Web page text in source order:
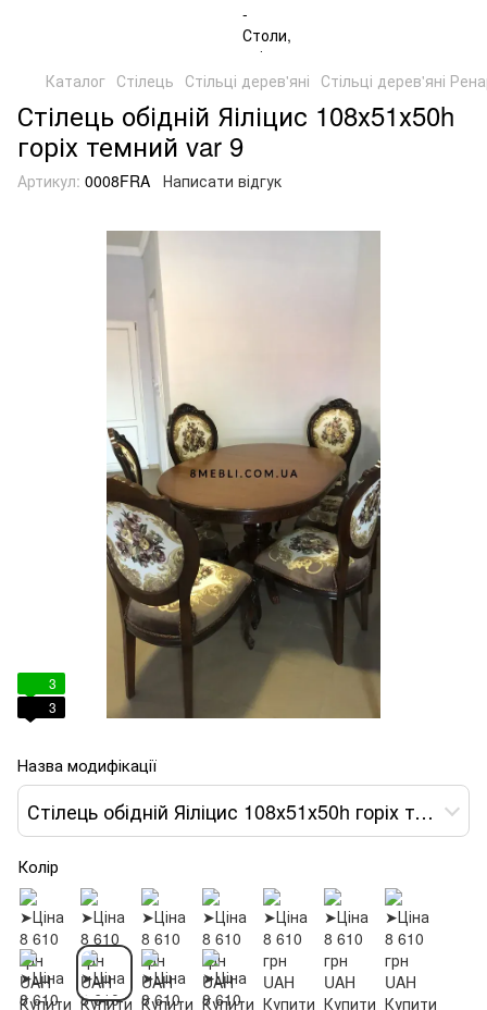
Каталог Стілець Стільці дерев'яні Стільці дерев'яні
Стілець обідній Яіліцис 108х51х50h
горіх темний var 9
Артикул: 0008FRA Написати відгук
3
3
Назва модифікації
Стілець обідній Яіліцис 108х51х50h горіх темний var 9
Колір